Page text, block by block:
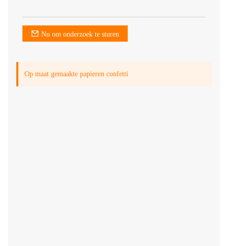
Nu om onderzoek te sturen
Op maat gemaakte papieren confetti